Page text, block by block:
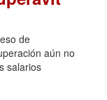
de
aún no
salarios